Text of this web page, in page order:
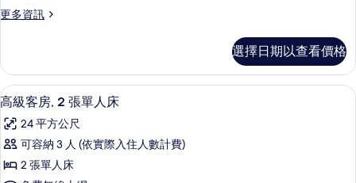
有
詳
多
床
的
所
有
相
片
更多資訊
更
客
房,
多
床
的
情
選擇日期以查看價格
顯
示
高
級
客
高級客房, 2 張單人床 | 1 間臥室、高
7
高級客房, 2 張單人床
24 平方公尺
可容納 3 人 (依實際入住人數計費)
2 張單人床